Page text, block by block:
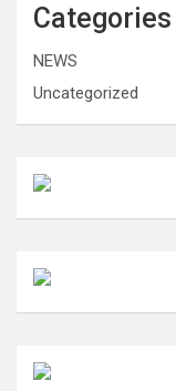
Categories
NEWS
Uncategorized